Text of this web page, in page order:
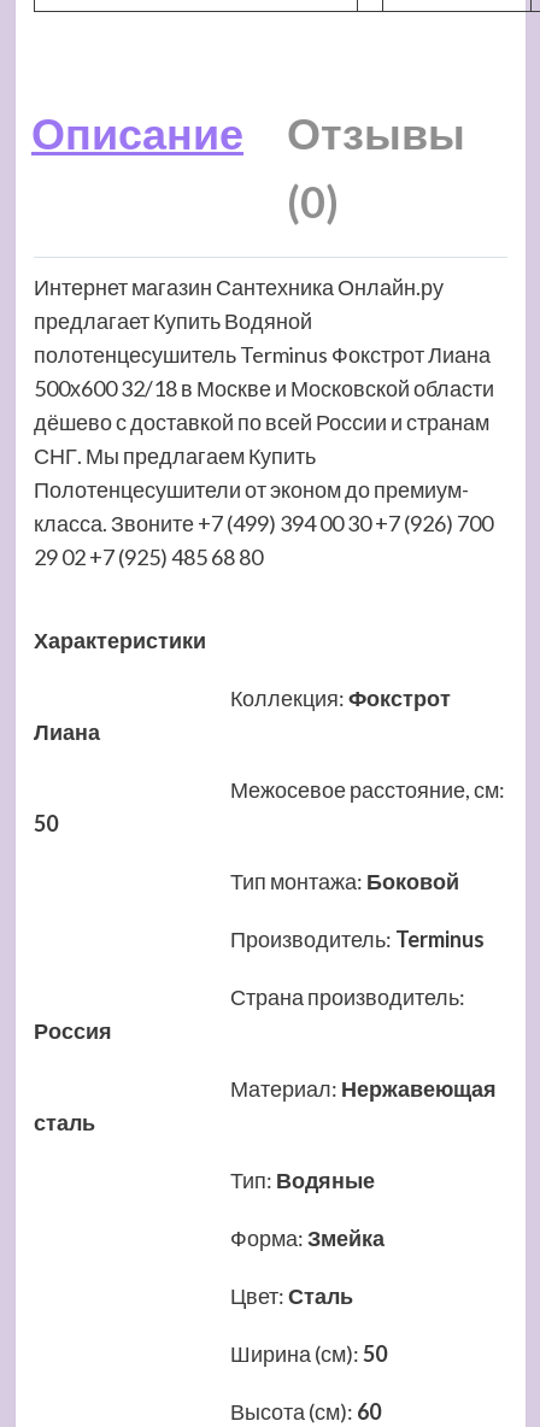
Описание
Отзывы
(0)
Интернет магазин Сантехника Онлайн.ру
предлагает Купить Водяной
полотенцесушитель Terminus Фокстрот Лиана
500х600 32/18 в Москве и Московской области
дёшево с доставкой по всей России и странам
СНГ. Мы предлагаем Купить
Полотенцесушители от эконом до премиум-
класса. Звоните +7 (499) 394 00 30 +7 (926) 700
29 02 +7 (925) 485 68 80
Характеристики
Коллекция:Фокстрот
Лиана
Межосевое расстояние, см:
50
Тип монтажа: Боковой
Производитель: Terminus
Страна производитель:
Россия
Материал: Нержавеющая
сталь
Тип: Водяные
Форма:Змейка
Цвет:Сталь
Ширина (см):50
Высота (см): 60